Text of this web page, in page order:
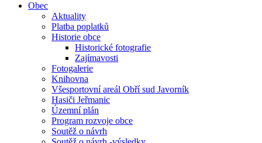
Obec
Aktuality
Platba poplatků
Historie obce
Historické fotografie
Zajímavosti
Fotogalerie
Knihovna
Všesportovní areál Obří sud Javorník
Hasiči Jeřmanic
Územní plán
Program rozvoje obce
Soutěž o návrh